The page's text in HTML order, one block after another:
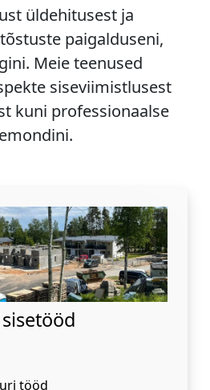
üldehitusest ja
paigalduseni,
Meie teenused
siseviimistlusest
kuni professionaalse
tööd